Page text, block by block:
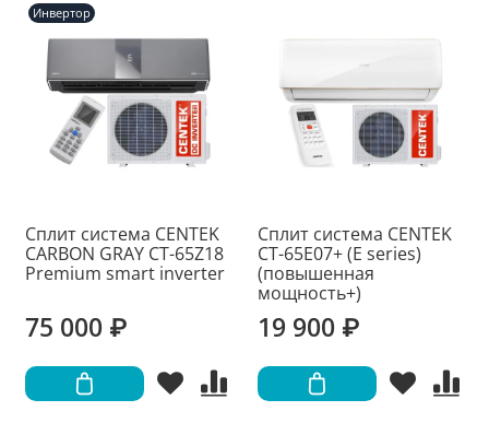
Инвертор
Сплит система CENTEK
CARBON GRAY CT-65Z18
Premium smart inverter
75 000 ₽
Сплит система CENTEK
CT-65E07+ (E series)
(повышенная
мощность+)
19 900 ₽